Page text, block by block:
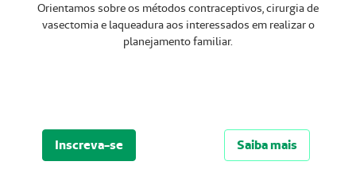
Orientamos sobre os métodos contraceptivos, cirurgia de
vasectomia e laqueadura aos interessados em realizar o
planejamento familiar.
Inscreva-se Saiba mais